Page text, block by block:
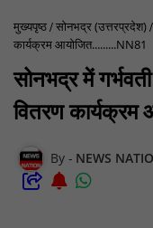
मुख्यपृष्ठ सोनभद्र (उत्तरप्रदेश)
कार्यक्रम आयोजित.........NN81
सोनभद्र में
वितरण
NEWS